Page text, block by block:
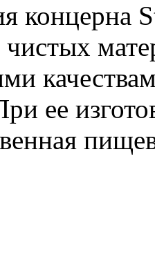
концерна
чистых
ее